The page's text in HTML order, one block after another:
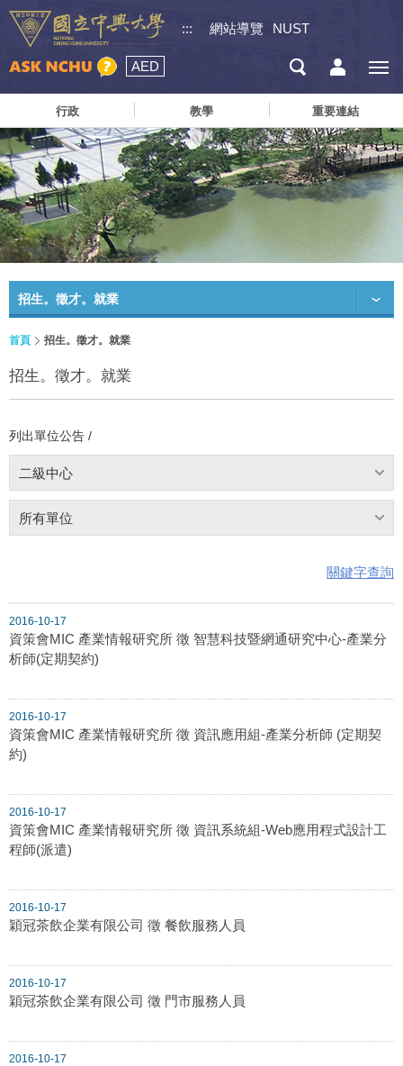
::: 網站導覽 NUST
AED
行政 教學 重要連結
招生。徵才。就業
首頁 招生。徵才。就業
招生。徵才。就業
列出單位公告 /
二級中心
所有單位
關鍵字查詢
2016-10-17
資策會MIC 產業情報研究所 徵 智慧科技暨網通研究中心-產業分
析師(定期契約)
2016-10-17
資策會MIC 產業情報研究所 徵 資訊應用組-產業分析師 (定期契
約)
2016-10-17
資策會MIC 產業情報研究所 徵 資訊系統組-Web應用程式設計工
程師(派遣)
2016-10-17
穎冠茶飲企業有限公司 徵 餐飲服務人員
2016-10-17
穎冠茶飲企業有限公司 徵 門市服務人員
2016-10-17